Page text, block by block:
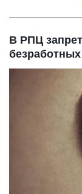
В РПЦ